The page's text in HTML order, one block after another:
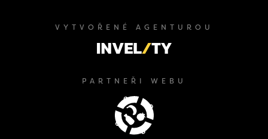
VYTVOŘENÉ AGENTUROU
PARTNEŘI WEBU